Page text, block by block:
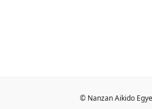
© Nanzan Aikido